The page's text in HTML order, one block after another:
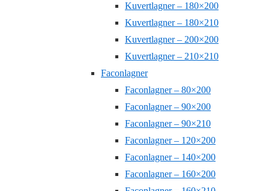
Kuvertlagner – 180×200
Kuvertlagner – 180×210
Kuvertlagner – 200×200
Kuvertlagner – 210×210
Faconlagner
Faconlagner – 80×200
Faconlagner – 90×200
Faconlagner – 90×210
Faconlagner – 120×200
Faconlagner – 140×200
Faconlagner – 160×200